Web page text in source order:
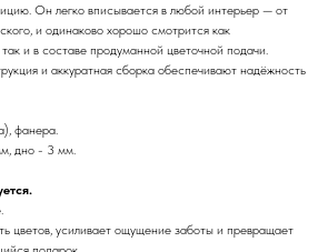
Он легко вписывается в любой интерьер — от
и одинаково хорошо смотрится как
и в составе продуманной цветочной подачи.
и аккуратная сборка обеспечивают надёжность
фанера.
дно - 3 мм.
цветов, усиливает ощущение заботы и превращает